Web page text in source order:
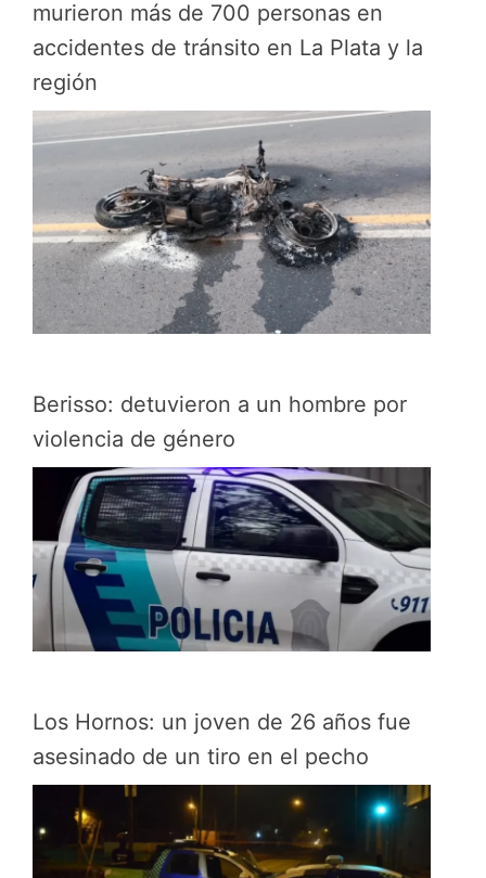
murieron más de 700 personas en
accidentes de tránsito en La Plata y la
región
Berisso: detuvieron a un hombre por
violencia de género
Los Hornos: un joven de 26 años fue
asesinado de un tiro en el pecho